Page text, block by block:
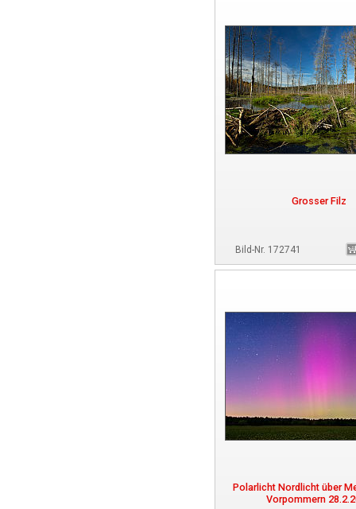
Grosser Filz
Bild-Nr. 172741
Polarlicht Nordlicht über
Vorpommern